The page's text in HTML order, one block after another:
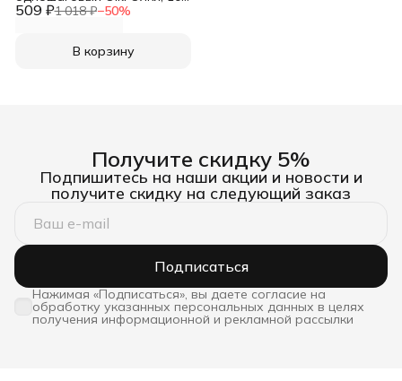
509 ₽1 018 ₽−50%
мл
В корзину
Получите скидку 5%
Подпишитесь на наши акции и новости и
получите скидку на следующий заказ
Подписаться
Нажимая «Подписаться», вы даете согласие на
обработку указанных персональных данных в целях
получения информационной и рекламной рассылки